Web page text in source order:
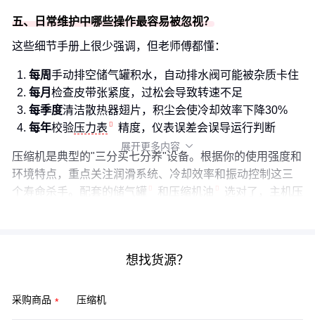
五、日常维护中哪些操作最容易被忽视？
这些细节手册上很少强调，但老师傅都懂：
每周手动排空储气罐积水，自动排水阀可能被杂质卡住
每月 检查皮带张紧度，过松会导致转速不足
每季度清洁散热器翅片，积尘会使冷却效率下降30%
每年校验压力表 精度，仪表误差会误导运行判断
压缩机是典型的"三分买七分养"设备。根据你的使用强度和
环境特点，重点关注润滑系统、冷却效率和振动控制这三
个寿命杀手。配套的储气罐 和 压缩机油
选对了，主机压
展开更多内容 
想找货源？
采购商品